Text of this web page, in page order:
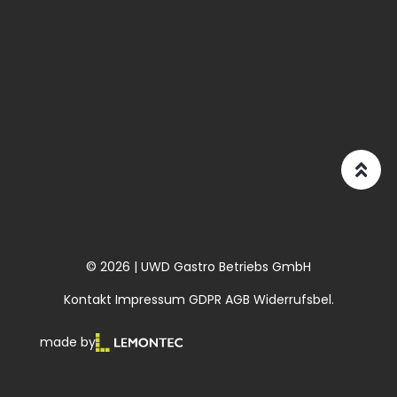
© 2026 | UWD Gastro Betriebs GmbH
Kontakt Impressum GDPR AGB Widerrufsbel.
made by